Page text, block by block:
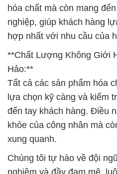
hóa chất mà còn mang
nghiệp, giúp khách hàng
hợp nhất với nhu cầu của
**Chất Lượng Không Giới
Hảo:**
Tất cả các sản phẩm hóa
lựa chọn kỹ càng và kiểm
đến tay khách hàng. Điều
khỏe của công nhân mà
xung quanh.
Chúng tôi tự hào về đội